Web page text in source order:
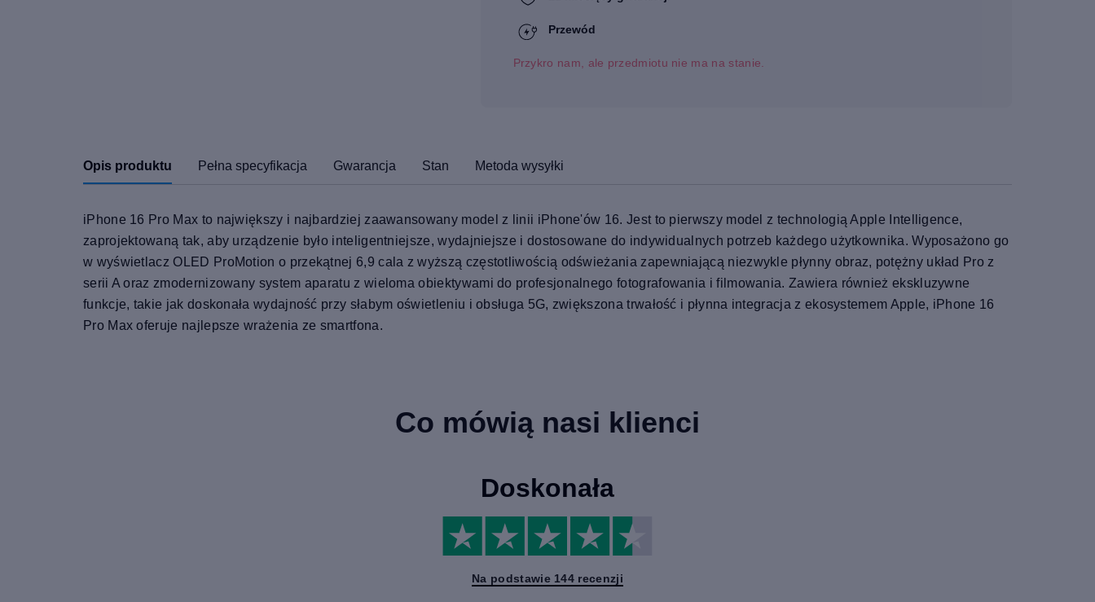
Przewód
Przykro nam, ale przedmiotu nie ma na stanie.
Opis produktu Pełna specyfikacja Gwarancja Stan Metoda wysyłki
iPhone 16 Pro Max to największy i najbardziej zaawansowany model z linii iPhone'ów 16. Jest to pierwszy model z technologią Apple Intelligence,
zaprojektowaną tak, aby urządzenie było inteligentniejsze, wydajniejsze i dostosowane do indywidualnych potrzeb każdego użytkownika. Wyposażono go
w wyświetlacz OLED ProMotion o przekątnej 6,9 cala z wyższą częstotliwością odświeżania zapewniającą niezwykle płynny obraz, potężny układ Pro z
serii A oraz zmodernizowany system aparatu z wieloma obiektywami do profesjonalnego fotografowania i filmowania. Zawiera również ekskluzywne
funkcje, takie jak doskonała wydajność przy słabym oświetleniu i obsługa 5G, zwiększona trwałość i płynna integracja z ekosystemem Apple, iPhone 16
Pro Max oferuje najlepsze wrażenia ze smartfona.
Co mówią nasi klienci
Doskonała
Na podstawie 144 recenzji